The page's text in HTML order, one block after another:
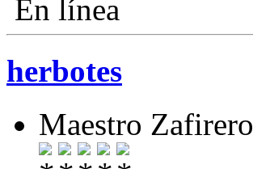
En línea
herbotes
Maestro Zafirero